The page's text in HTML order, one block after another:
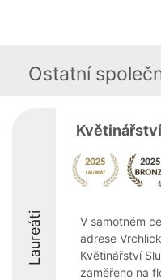
Ostatní
Laureáti
V samotném
adrese
Květinářství
zaměřeno na